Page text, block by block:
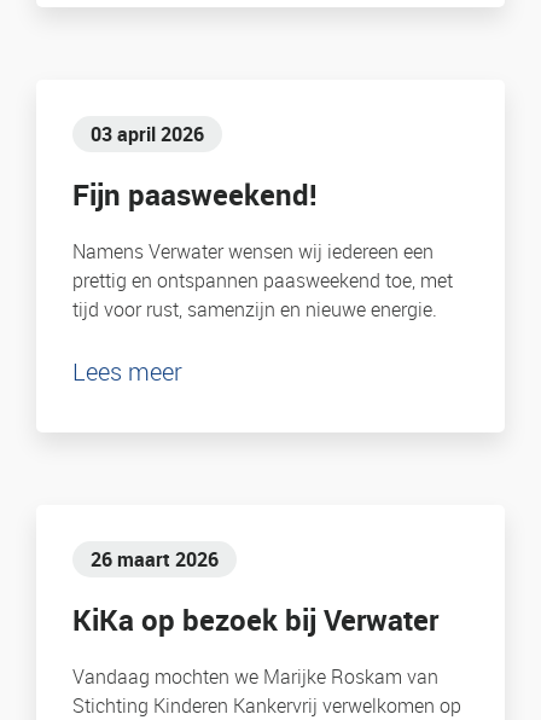
03 april 2026
Fijn paasweekend!
Namens Verwater wensen wij iedereen een
prettig en ontspannen paasweekend toe, met
tijd voor rust, samenzijn en nieuwe energie.
Lees meer
26 maart 2026
KiKa op bezoek bij Verwater
Vandaag mochten we Marijke Roskam van
Stichting Kinderen Kankervrij verwelkomen op